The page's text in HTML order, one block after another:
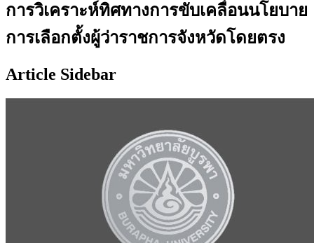
การวิเคราะห์ทิศทางการขับเคลื่อนนโยบาย
การเลือกตั้งผู้ว่าราชการจังหวัดโดยตรง
Article Sidebar